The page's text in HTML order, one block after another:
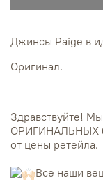
Джинсы Paige в
Оригинал.
Здравствуйте!
ОРИГИНАЛЬНЫХ
от цены ретейла.
Все наши